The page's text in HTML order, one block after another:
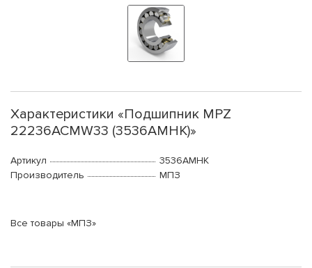
Характеристики «Подшипник MPZ
22236АСМW33 (3536АМНК)»
Артикул
3536АМНК
Производитель
МПЗ
Все товары «МПЗ»